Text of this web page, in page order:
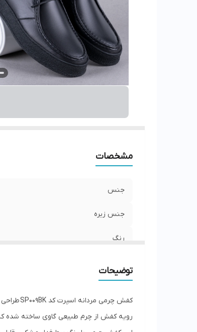
مشخصات
جنس
جنس زیره
رنگ
توضیحات
کفش چرمی مردانه اسپرت کد SP009BK طراحی اسپرت و ترند، انتخابی مناسب برای آقایانی است که به دنبال راحتی و کاری برای روزمره هستند.
رویه کفش از چرم طبیعی گاوی ساخته شده